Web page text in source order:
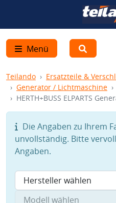
Menü
Teilando Ersatzteile &
Generator / Lichtmaschine
HERTH+BUSS ELPARTS
Die Angaben zu Ihrem
unvollständig. Bitte
Angaben.